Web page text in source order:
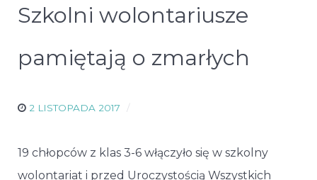
Szkolni wolontariusze
pamiętają o zmarłych
2 LISTOPADA 2017
19 chłopców z klas 3-6 włączyło się w szkolny
wolontariat i przed Uroczystością Wszystkich